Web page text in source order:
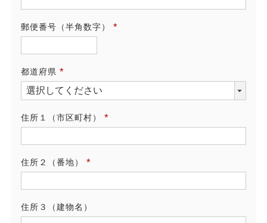
須)
郵便番号（半角数字）
都道府県
(必
須)
住所１（市区町村）
須)
住所２（番地）
須)
住所３（建物名）